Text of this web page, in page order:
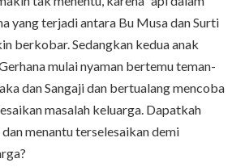
yang terjadi antara Bu Musa dan Surti
berkobar. Sedangkan kedua anak
mulai nyaman bertemu teman-
dan Sangaji dan bertualang mencoba
masalah keluarga. Dapatkah
menantu terselesaikan demi